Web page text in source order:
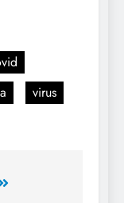
virus